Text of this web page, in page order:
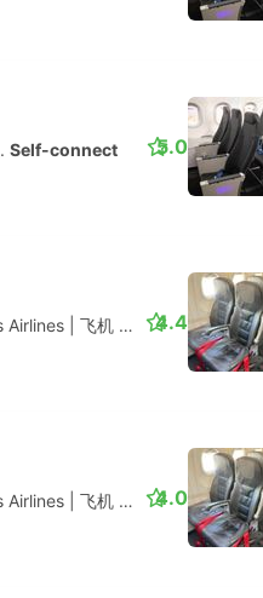
Self-connect 5.0
Airlines 飞机 #PC5042 |经济舱
4.4
Airlines 飞机 #PC5042 |经济舱
4.0